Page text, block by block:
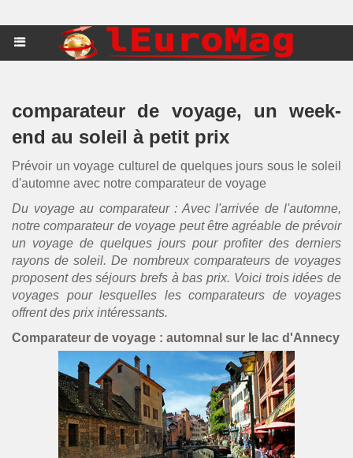
comparateur de voyage, un week-
end au soleil à petit prix
Prévoir un voyage culturel de quelques jours sous le soleil
d'automne avec notre comparateur de voyage
Du voyage au comparateur : Avec l'arrivée de l'automne,
notre comparateur de voyage peut être agréable de prévoir
un voyage de quelques jours pour profiter des derniers
rayons de soleil. De nombreux comparateurs de voyages
proposent des séjours brefs à bas prix. Voici trois idées de
voyages pour lesquelles les comparateurs de voyages
offrent des prix intéressants.
Comparateur de voyage : automnal sur le lac d'Annecy